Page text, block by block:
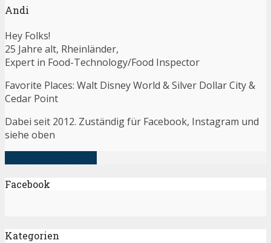
Andi
Hey Folks!
25 Jahre alt, Rheinländer,
Expert in Food-Technology/Food Inspector
Favorite Places: Walt Disney World & Silver Dollar City &
Cedar Point
Dabei seit 2012. Zuständig für Facebook, Instagram und
siehe oben
Facebook
Kategorien